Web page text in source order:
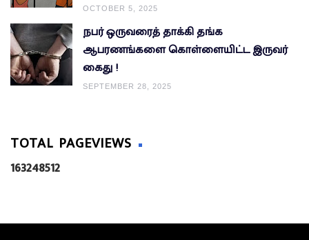
OCTOBER 5, 2025
நபர் ஒருவரைத் தாக்கி தங்க
ஆபரணங்களை கொள்ளையிட்ட இருவர்
கைது !
SEPTEMBER 28, 2025
TOTAL PAGEVIEWS
163248512